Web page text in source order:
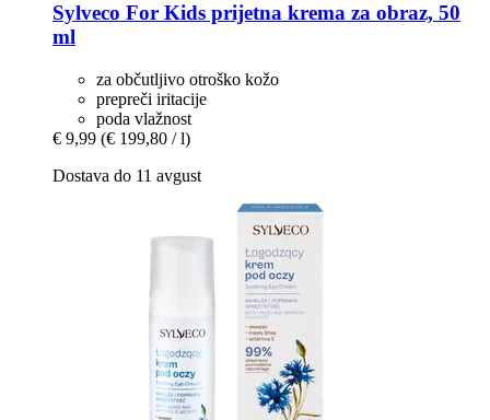
Sylveco For Kids prijetna krema za obraz, 50
ml
za občutljivo otroško kožo
prepreči iritacije
poda vlažnost
€ 9,99 (€ 199,80 / l)
Dostava do 11 avgust